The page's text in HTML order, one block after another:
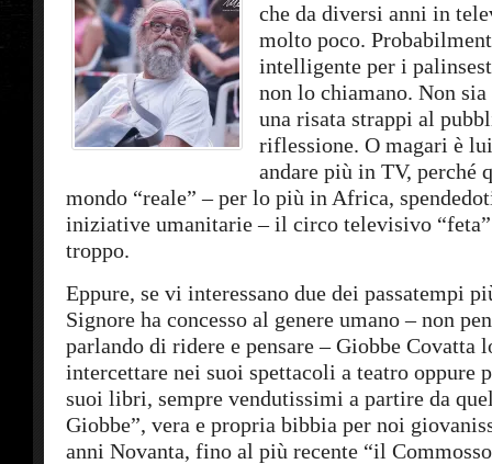
che da diversi anni in
molto poco.
intelligente per i
non lo chiamano. Non
una risata strappi al
riflessione. O magari è
andare più in TV, perché
mondo “reale” – per lo più in Africa,
iniziative umanitarie – il circo televisivo “feta”
troppo.
Eppure, se vi interessano due dei passatempi
Signore ha concesso al genere umano – non
parlando di ridere e pensare – Giobbe Covatta
intercettare nei suoi spettacoli a teatro oppure
suoi libri, sempre vendutissimi a partire da
Giobbe”, vera e propria bibbia per noi
anni Novanta, fino al più recente “il